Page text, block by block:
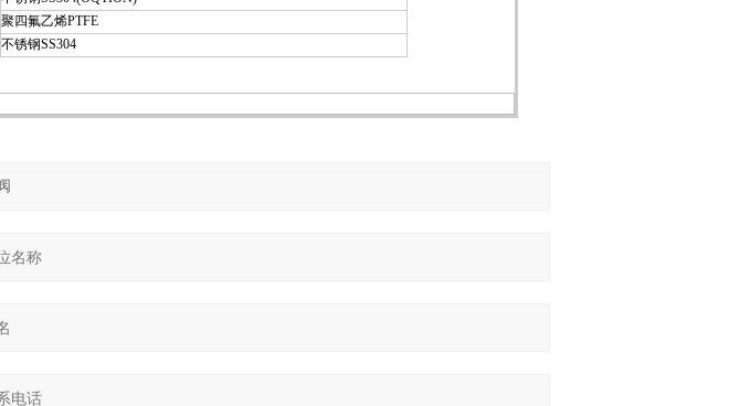
聚四氟乙烯PTFE
不锈钢SS304